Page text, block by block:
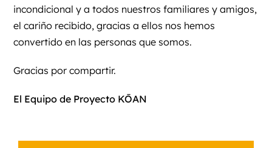
incondicional y a todos nuestros familiares y amigos,
el cariño recibido, gracias a ellos nos hemos
convertido en las personas que somos.
Gracias por compartir.
El Equipo de Proyecto KŌAN